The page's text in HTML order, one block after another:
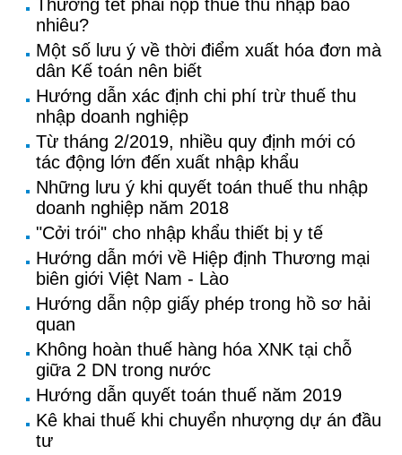
Thưởng tết phải nộp thuế thu nhập bao
nhiêu?
Một số lưu ý về thời điểm xuất hóa đơn mà
dân Kế toán nên biết
Hướng dẫn xác định chi phí trừ thuế thu
nhập doanh nghiệp
Từ tháng 2/2019, nhiều quy định mới có
tác động lớn đến xuất nhập khẩu
Những lưu ý khi quyết toán thuế thu nhập
doanh nghiệp năm 2018
"Cởi trói" cho nhập khẩu thiết bị y tế
Hướng dẫn mới về Hiệp định Thương mại
biên giới Việt Nam - Lào
Hướng dẫn nộp giấy phép trong hồ sơ hải
quan
Không hoàn thuế hàng hóa XNK tại chỗ
giữa 2 DN trong nước
Hướng dẫn quyết toán thuế năm 2019
Kê khai thuế khi chuyển nhượng dự án đầu
tư